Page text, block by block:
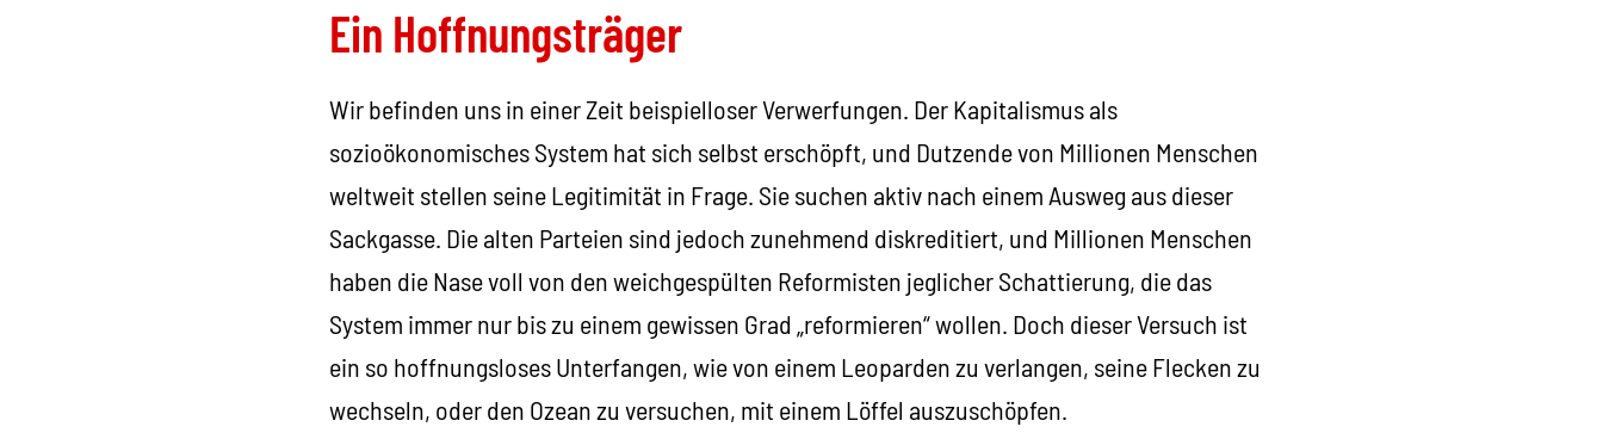
Ein Hoffnungsträger
Wir befinden uns in einer Zeit beispielloser Verwerfungen. Der Kapitalismus als
sozioökonomisches System hat sich selbst erschöpft, und Dutzende von Millionen Menschen
weltweit stellen seine Legitimität in Frage. Sie suchen aktiv nach einem Ausweg aus dieser
Sackgasse. Die alten Parteien sind jedoch zunehmend diskreditiert, und Millionen Menschen
haben die Nase voll von den weichgespülten Reformisten jeglicher Schattierung, die das
System immer nur bis zu einem gewissen Grad „reformieren“ wollen. Doch dieser Versuch ist
ein so hoffnungsloses Unterfangen, wie von einem Leoparden zu verlangen, seine Flecken zu
wechseln, oder den Ozean zu versuchen, mit einem Löffel auszuschöpfen.